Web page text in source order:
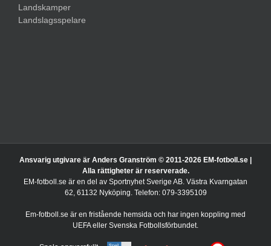
Landskamper
Landslagsspelare
Ansvarig utgivare är Anders Granström © 2011-2026 EM-fotboll.se |
Alla rättigheter är reserverade.
EM-fotboll.se är en del av Sportnyhet Sverige AB. Västra Kvarngatan
62, 61132 Nyköping. Telefon: 079-3395109
Em-fotboll.se är en fristående hemsida och har ingen koppling med
UEFA eller Svenska Fotbollsförbundet.